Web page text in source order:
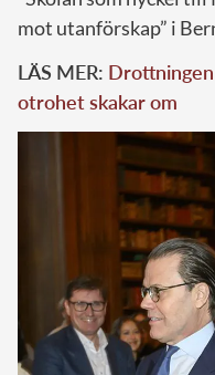
mot utanförskap” i
LÄS MER:
otrohet skakar om